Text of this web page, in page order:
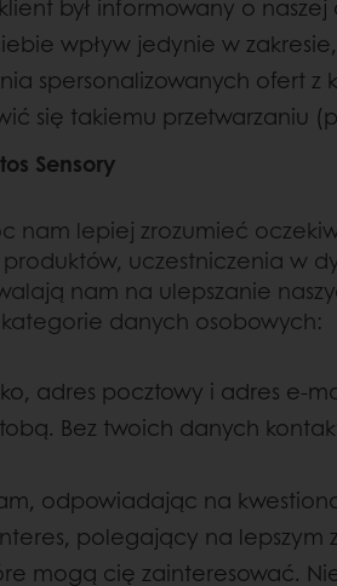
był informowany o
wpływ jedynie w
spersonalizowanych ofert
się takiemu przetwarzaniu
Sensory
nam lepiej zrozumieć
uczestniczenia
nam na ulepszanie
danych osobowych:
adres pocztowy i adres e-
Bez twoich danych
odpowiadając na
polegający na
mogą cię zainteresować.